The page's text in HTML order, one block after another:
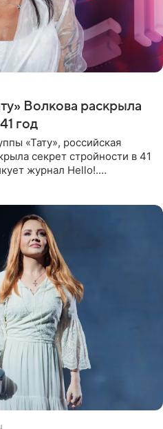
Волкова раскрыла
год
«Тату», российская
секрет стройности в 41
журнал Hello!.